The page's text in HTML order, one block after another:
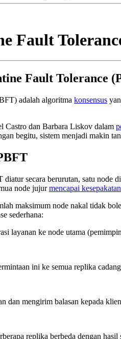
Fault
Fault Tolerance
adalah algoritma konsensus
Castro dan Barbara Liskov dalam
begitu, sistem menjadi makin
diatur secara berurutan, satu node
node jujurmencapai kesepakatan
maksimum node nakal tidak
sederhana:
layanan ke node utama
ini ke semua replika
dan mengirim balasan kepada
replika berbeda dengan hasil